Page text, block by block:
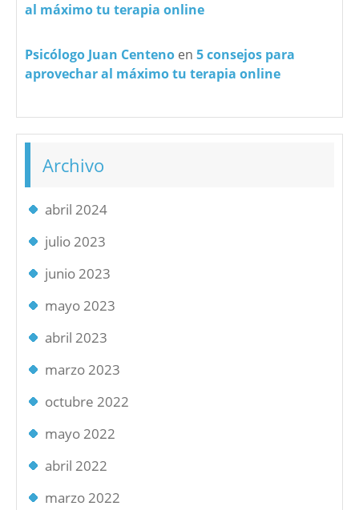
al máximo tu terapia online
Psicólogo Juan Centeno en 5 consejos para
aprovechar al máximo tu terapia online
Archivo
abril 2024
julio 2023
junio 2023
mayo 2023
abril 2023
marzo 2023
octubre 2022
mayo 2022
abril 2022
marzo 2022